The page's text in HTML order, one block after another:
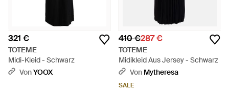
321 €
TOTEME
Midi-Kleid - Schwarz
VonYOOX
410 €287 €
TOTEME
Midikleid Aus Jersey - Schwarz
Von Mytheresa
SALE